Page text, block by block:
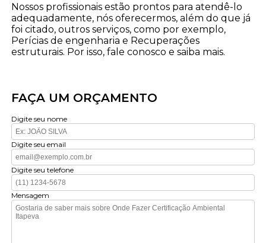
Nossos profissionais estão prontos para atendê-lo
adequadamente, nós oferecermos, além do que já
foi citado, outros serviços, como por exemplo,
Perícias de engenharia e Recuperações
estruturais. Por isso, fale conosco e saiba mais.
FAÇA UM ORÇAMENTO
Digite seu nome
Digite seu email
Digite seu telefone
Mensagem